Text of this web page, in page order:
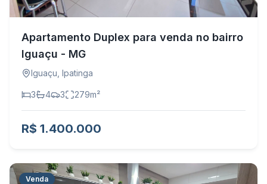
Apartamento Duplex para venda no bairro
Iguaçu - MG
Iguaçu Ipatinga
3 4 3 279m²
R$ 1.400.000
Venda